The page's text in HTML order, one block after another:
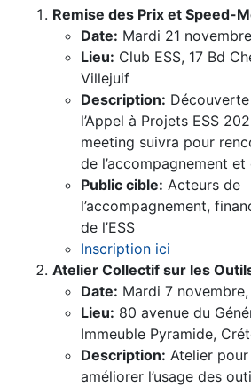
Remise des Prix et Speed-
Date: Mardi 21
Lieu: Club ESS, 17 Bd
Villejuif
Description:
l’Appel à Projets ESS
meeting suivra pour
de l’accompagnement
Public cible: Acteurs de
l’accompagnement,
de l’ESS
Inscription ici
Atelier Collectif sur les
Date: Mardi 7
Lieu: 80 avenue du
Immeuble Pyramide,
Description: Atelier
améliorer l’usage des